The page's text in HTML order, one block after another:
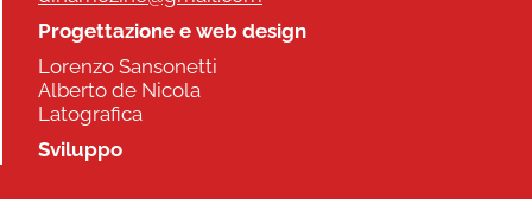
Progettazione e web design
Lorenzo Sansonetti
Alberto de Nicola
Latografica
Sviluppo